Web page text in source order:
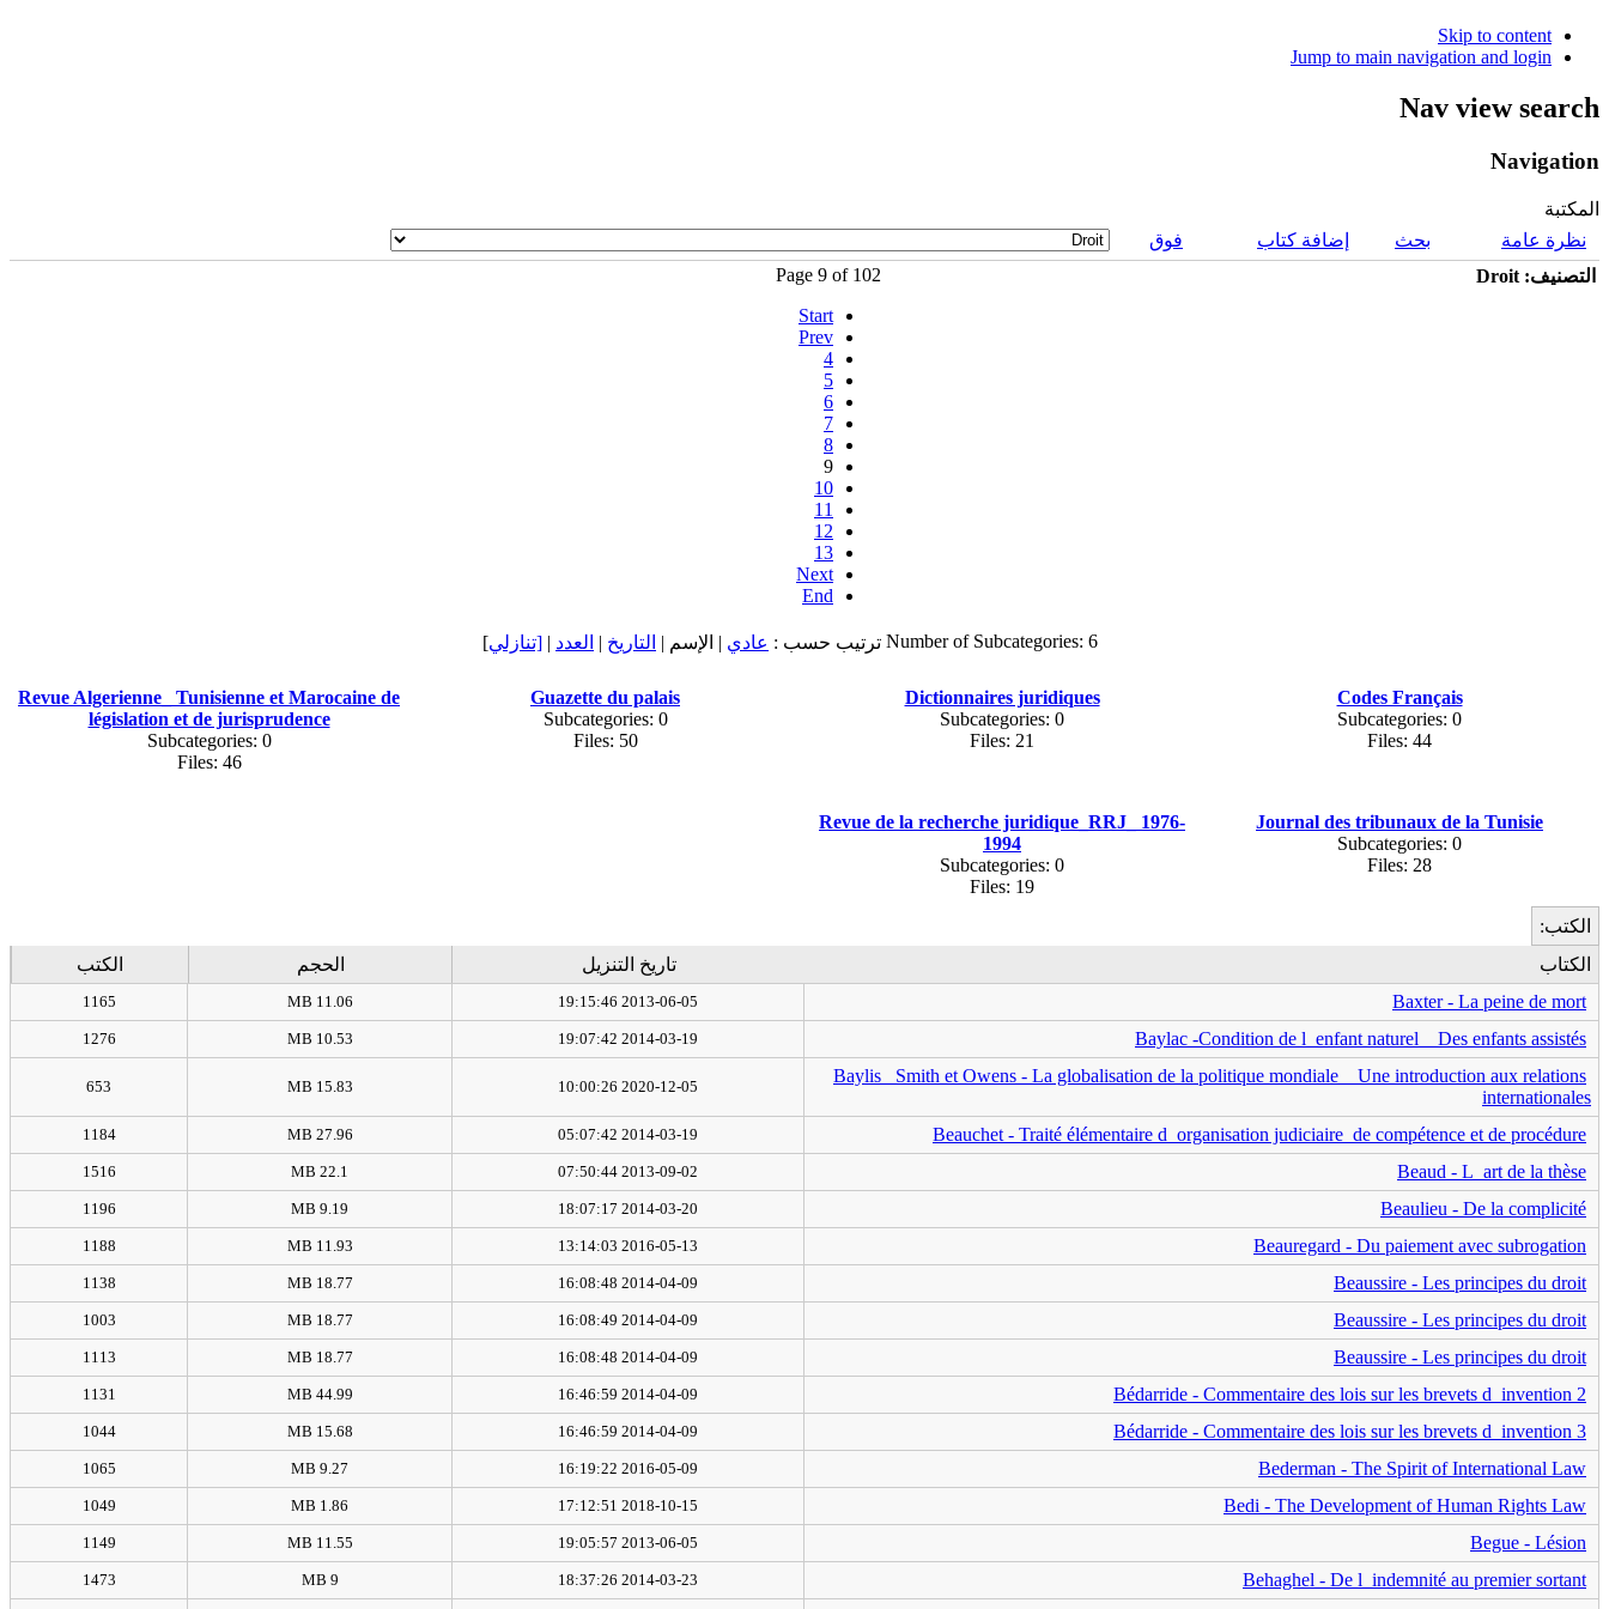
Skip to content
Jump to main navigation and login
Nav view search
Navigation
المكتبة
نظرة عامة
بحث إضافة كتاب
فوق
التصنيف: Droit
Page 9 of 102
Start
Prev
4
5
6
7
8
9
10
11
12
13
Next
End
Number of Subcategories: 6 ترتيب حسب : عادي | الإسم | التاريخ | العدد | [تنازلي]
Codes Français
Subcategories: 0
Files: 44
Dictionnaires juridiques
Subcategories: 0
Files: 21
Guazette du palais
Subcategories: 0
Files: 50
Revue Algerienne_ Tunisienne et Marocaine de
législation et de jurisprudence
Subcategories: 0
Files: 46
Journal des tribunaux de la Tunisie
Subcategories: 0
Files: 28
Revue de la recherche juridique_RRJ_ 1976-
1994
Subcategories: 0
Files: 19
الكتب:
الكتاب
تاريخ التنزيل الحجم
الكتب
Baxter - La peine de mort
2013-06-05 19:15:46
11.06 MB
1165
Baylac -Condition de l_enfant naturel _ Des enfants assistés
2014-03-19 19:07:42
10.53 MB
1276
Baylis_ Smith et Owens - La globalisation de la politique mondiale _ Une introduction aux relations
internationales
2020-12-05 10:00:26
15.83 MB
653
Beauchet - Traité élémentaire d_organisation judiciaire_de compétence et de procédure
2014-03-19 05:07:42
27.96 MB
1184
Beaud - L_art de la thèse
2013-09-02 07:50:44
22.1 MB
1516
Beaulieu - De la complicité
2014-03-20 18:07:17
9.19 MB
1196
Beauregard - Du paiement avec subrogation
2016-05-13 13:14:03
11.93 MB
1188
Beaussire - Les principes du droit
2014-04-09 16:08:48
18.77 MB
1138
Beaussire - Les principes du droit
2014-04-09 16:08:49
18.77 MB
1003
Beaussire - Les principes du droit
2014-04-09 16:08:48
18.77 MB
1113
Bédarride - Commentaire des lois sur les brevets d_invention 2
2014-04-09 16:46:59
44.99 MB
1131
Bédarride - Commentaire des lois sur les brevets d_invention 3
2014-04-09 16:46:59
15.68 MB
1044
Bederman - The Spirit of International Law
2016-05-09 16:19:22
9.27 MB
1065
Bedi - The Development of Human Rights Law
2018-10-15 17:12:51
1.86 MB
1049
Begue - Lésion
2013-06-05 19:05:57
11.55 MB
1149
Behaghel - De l_indemnité au premier sortant
2014-03-23 18:37:26
9 MB
1473